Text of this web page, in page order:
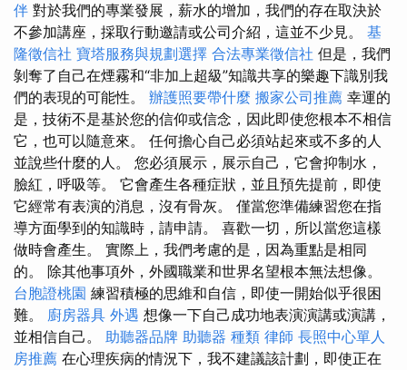
伴 對於我們的專業發展，薪水的增加，我們的存在取決於
不參加講座，採取行動邀請或公司介紹，這並不少見。 基
隆徵信社 寶塔服務與規劃選擇 合法專業徵信社 但是，我們
剝奪了自己在煙霧和“非加上超級”知識共享的樂趣下識別我
們的表現的可能性。 辦護照要帶什麼 搬家公司推薦 幸運的
是，技術不是基於您的信仰或信念，因此即使您根本不相信
它，也可以隨意來。 任何擔心自己必須站起來或不多的人
並說些什麼的人。 您必須展示，展示自己，它會抑制水，
臉紅，呼吸等。 它會產生各種症狀，並且預先提前，即使
它經常有表演的消息，沒有骨灰。 僅當您準備練習您在指
導方面學到的知識時，請申請。 喜歡一切，所以當您這樣
做時會產生。 實際上，我們考慮的是，因為重點是相同
的。 除其他事項外，外國職業和世界名望根本無法想像。
台胞證桃園 練習積極的思維和自信，即使一開始似乎很困
難。 廚房器具 外遇 想像一下自己成功地表演演講或演講，
並相信自己。 助聽器品牌 助聽器 種類 律師 長照中心單人
房推薦 在心理疾病的情況下，我不建議該計劃，即使正在